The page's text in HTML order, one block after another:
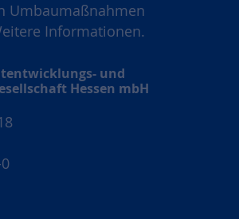
Umbaumaßnahmen
Informationen.
und
Hessen mbH